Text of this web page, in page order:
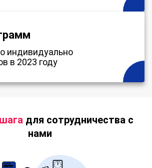
индивидуально
в 2023 году
для сотрудничества с
нами